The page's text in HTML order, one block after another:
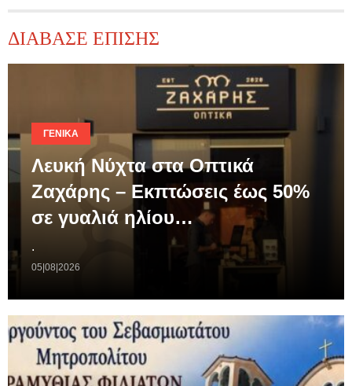
ΔΙΑΒΑΣΕ ΕΠΙΣΗΣ
ΓΕΝΙΚΆ
Λευκή Νύχτα στα Οπτικά
Ζαχάρης – Εκπτώσεις έως 50%
σε γυαλιά ηλίου…
.
05|08|2026